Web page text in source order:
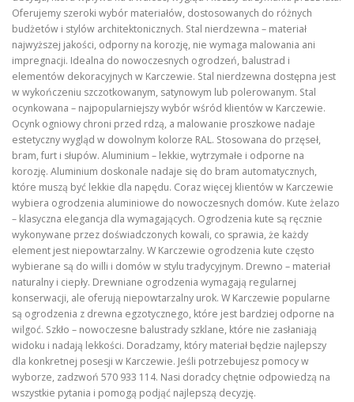
Oferujemy szeroki wybór materiałów, dostosowanych do różnych
budżetów i stylów architektonicznych. Stal nierdzewna – materiał
najwyższej jakości, odporny na korozję, nie wymaga malowania ani
impregnacji. Idealna do nowoczesnych ogrodzeń, balustrad i
elementów dekoracyjnych w Karczewie. Stal nierdzewna dostępna jest
w wykończeniu szczotkowanym, satynowym lub polerowanym. Stal
ocynkowana – najpopularniejszy wybór wśród klientów w Karczewie.
Ocynk ogniowy chroni przed rdzą, a malowanie proszkowe nadaje
estetyczny wygląd w dowolnym kolorze RAL. Stosowana do przęseł,
bram, furt i słupów. Aluminium – lekkie, wytrzymałe i odporne na
korozję. Aluminium doskonale nadaje się do bram automatycznych,
które muszą być lekkie dla napędu. Coraz więcej klientów w Karczewie
wybiera ogrodzenia aluminiowe do nowoczesnych domów. Kute żelazo
– klasyczna elegancja dla wymagających. Ogrodzenia kute są ręcznie
wykonywane przez doświadczonych kowali, co sprawia, że każdy
element jest niepowtarzalny. W Karczewie ogrodzenia kute często
wybierane są do willi i domów w stylu tradycyjnym. Drewno – materiał
naturalny i ciepły. Drewniane ogrodzenia wymagają regularnej
konserwacji, ale oferują niepowtarzalny urok. W Karczewie popularne
są ogrodzenia z drewna egzotycznego, które jest bardziej odporne na
wilgoć. Szkło – nowoczesne balustrady szklane, które nie zasłaniają
widoku i nadają lekkości. Doradzamy, który materiał będzie najlepszy
dla konkretnej posesji w Karczewie. Jeśli potrzebujesz pomocy w
wyborze, zadzwoń 570 933 114. Nasi doradcy chętnie odpowiedzą na
wszystkie pytania i pomogą podjąć najlepszą decyzję.